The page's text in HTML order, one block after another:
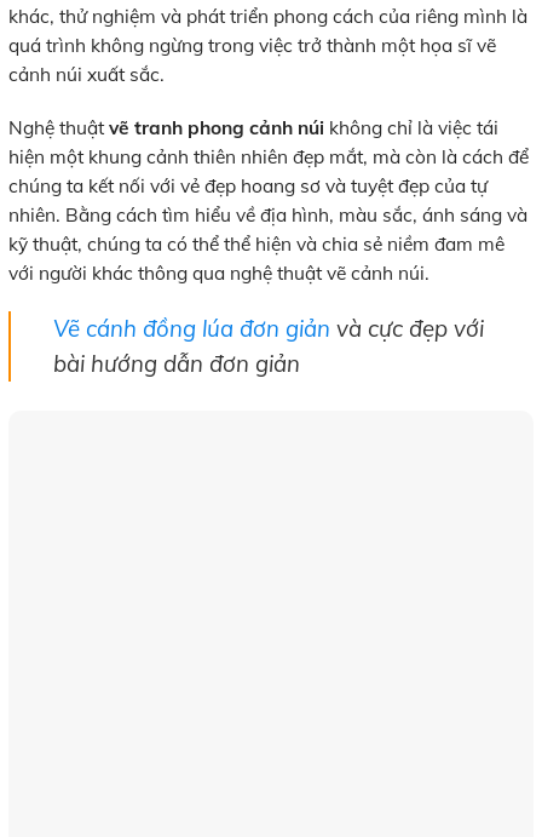
khác, thử nghiệm và phát triển phong cách của riêng mình là
quá trình không ngừng trong việc trở thành một họa sĩ vẽ
cảnh núi xuất sắc.
Nghệ thuậtvẽ tranh phong cảnh núi không chỉ là việc tái
hiện một khung cảnh thiên nhiên đẹp mắt, mà còn là cách để
chúng ta kết nối với vẻ đẹp hoang sơ và tuyệt đẹp của tự
nhiên. Bằng cách tìm hiểu về địa hình, màu sắc, ánh sáng và
kỹ thuật, chúng ta có thể thể hiện và chia sẻ niềm đam mê
với người khác thông qua nghệ thuật vẽ cảnh núi.
Vẽ cánh đồng lúa đơn giản và cực đẹp với
bài hướng dẫn đơn giản